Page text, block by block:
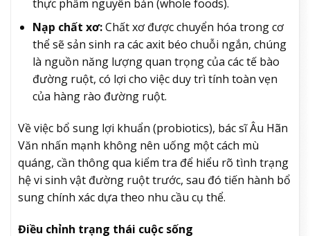
thực phẩm nguyên bản (whole foods).
Nạp chất xơ:Chất xơ được chuyển hóa trong cơ
thể sẽ sản sinh ra các axit béo chuỗi ngắn, chúng
là nguồn năng lượng quan trọng của các tế bào
đường ruột, có lợi cho việc duy trì tính toàn vẹn
của hàng rào đường ruột.
Về việc bổ sung lợi khuẩn (probiotics), bác sĩ Âu Hãn
Văn nhấn mạnh không nên uống một cách mù
quáng, cần thông qua kiểm tra để hiểu rõ tình trạng
hệ vi sinh vật đường ruột trước, sau đó tiến hành bổ
sung chính xác dựa theo nhu cầu cụ thể.
Điều chỉnh trạng thái cuộc sống